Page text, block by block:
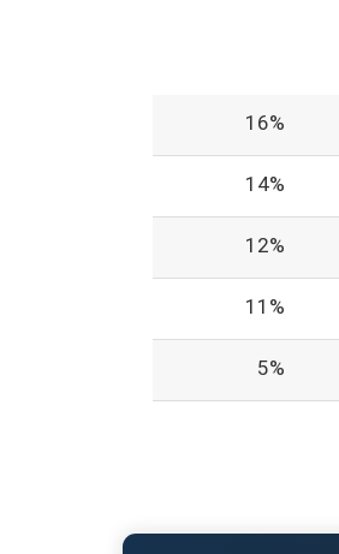
16%
14%
12%
11%
5%